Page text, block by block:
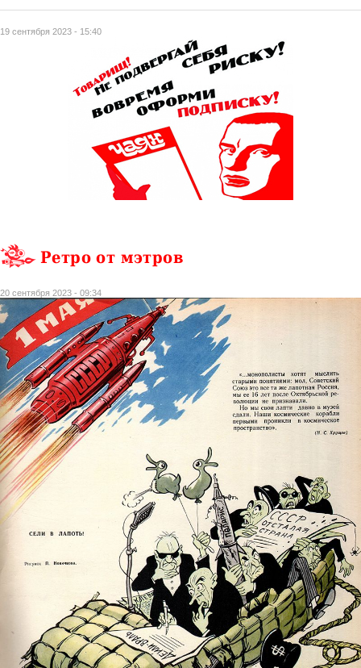
19 сентября 2023 - 15:40
Ретро от мэтров
20 сентября 2023 - 09:34